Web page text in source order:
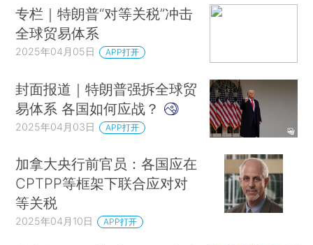
专栏｜特朗普“对等关税”冲击
全球贸易体系
2025年04月05日 APP打开
封面报道｜特朗普强拆全球贸
易体系 各国如何应战？
2025年04月03日 APP打开
加拿大央行前官员：各国应在
CPTPP等框架下联合应对对
等关税
2025年04月10日 APP打开